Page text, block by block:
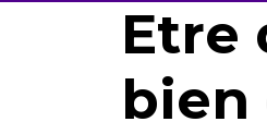
Etre
bien